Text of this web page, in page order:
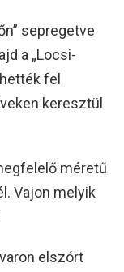
sepregetve
a „Locsi-
fel
keresztül
méretű
Vajon melyik
elszórt